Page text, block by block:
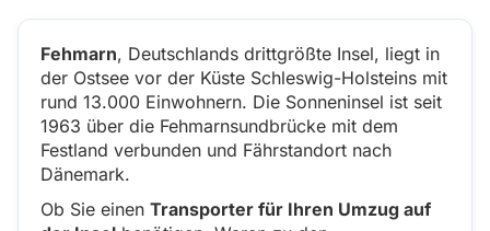
Fehmarn, Deutschlands drittgrößte Insel, liegt in
der Ostsee vor der Küste Schleswig-Holsteins mit
rund 13.000 Einwohnern. Die Sonneninsel ist seit
1963 über die Fehmarnsundbrücke mit dem
Festland verbunden und Fährstandort nach
Dänemark.
Ob Sie einen Transporter für Ihren Umzug auf